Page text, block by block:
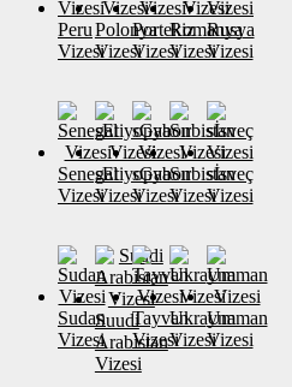
Peru
Vizesi
Polonya
Vizesi
Portekiz
Vizesi
Romanya
Vizesi
Rusya
Vizesi
Senegal
Vizesi
sEtiyopya
Vizesi
sGabon
Vizesi
Sırbistan
Vizesi
sİsveç
Vizesi
Sudan
Vizesi
Suudi
Arabistan
Vizesi
Tayvan
Vizesi
Ukrayna
Vizesi
Umman
Vizesi